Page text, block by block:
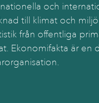
och
till klimat och
från offentliga
Ekonomifakta är en